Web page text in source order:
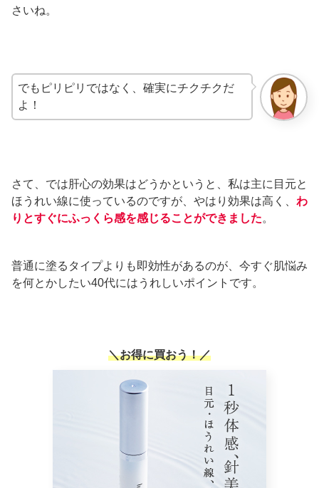
さいね。
でもピリピリではなく、確実にチクチクだ
よ！
さて、では肝心の効果はどうかというと、私は主に目元と
ほうれい線に使っているのですが、やはり効果は高く、 わ
りとすぐにふっくら感を感じることができました。
普通に塗るタイプよりも即効性があるのが、今すぐ肌悩み
を何とかしたい40代にはうれしいポイントです。
＼お得に買おう！／